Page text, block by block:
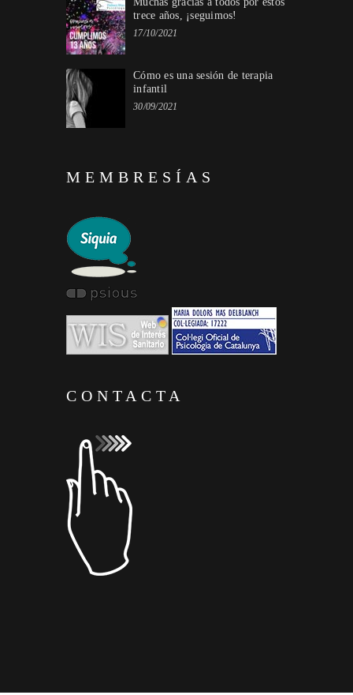
trece años, ¡seguimos!
17/10/2021
Cómo es una sesión de terapia
infantil
30/09/2021
MEMBRESÍAS
CONTACTA